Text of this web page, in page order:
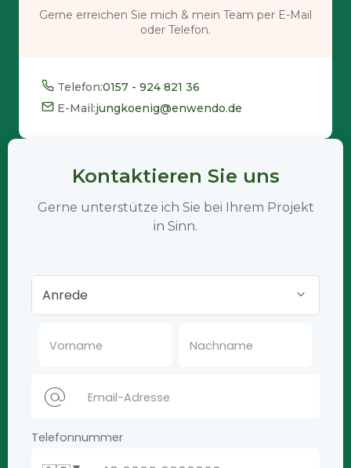
Gerne erreichen Sie mich & mein Team per E-Mail
oder Telefon.
Telefon:0157 - 924 821 36
E-Mail:jungkoenig@enwendo.de
Kontaktieren Sie uns
Gerne unterstütze ich Sie bei Ihrem Projekt
in Sinn.